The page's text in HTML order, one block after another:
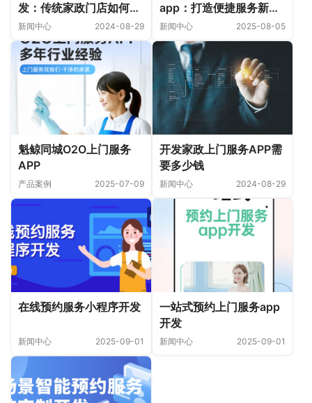
发：传统家政门店如何应
对市场竞争压力
新闻中心 2024-08-29
app：打造便捷服务新体
验
新闻中心 2025-08-05
魁鲸同城O2O上门服务
APP
产品案例 2025-07-09
开发家政上门服务APP需
要多少钱
新闻中心 2024-08-29
在线预约服务小程序开发
新闻中心 2025-09-01
一站式预约上门服务app
开发
新闻中心 2025-09-01